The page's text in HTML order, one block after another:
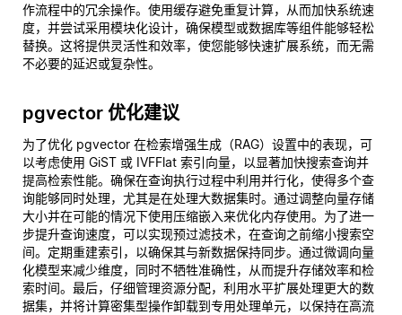
作流程中的冗余操作。使用缓存避免重复计算，从而加快系统速
度，并尝试采用模块化设计，确保模型或数据库等组件能够轻松
替换。这将提供灵活性和效率，使您能够快速扩展系统，而无需
不必要的延迟或复杂性。
pgvector 优化建议
为了优化 pgvector 在检索增强生成（RAG）设置中的表现，可
以考虑使用 GiST 或 IVFFlat 索引向量，以显著加快搜索查询并
提高检索性能。确保在查询执行过程中利用并行化，使得多个查
询能够同时处理，尤其是在处理大数据集时。通过调整向量存储
大小并在可能的情况下使用压缩嵌入来优化内存使用。为了进一
步提升查询速度，可以实现预过滤技术，在查询之前缩小搜索空
间。定期重建索引，以确保其与新数据保持同步。通过微调向量
化模型来减少维度，同时不牺牲准确性，从而提升存储效率和检
索时间。最后，仔细管理资源分配，利用水平扩展处理更大的数
据集，并将计算密集型操作卸载到专用处理单元，以保持在高流